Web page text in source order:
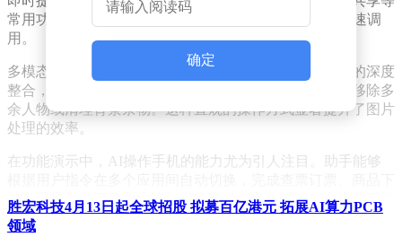
常用功能也被整合到助手中，用户双击侧边AI键即可快速调
用。
多模态交互是该助手的一大特色。通过与系统原生相册的深度
整合，用户可以直接用语音对图片进行编辑操作，例如移除多
余人物或清理背景杂物。这种直观的操作方式显著提升了图片
处理的效率。
在功能演示中，AI操作手机的能力尤为引人注目。助手能够
单、批量文件下载和物流信息查询等任务。以跨平台比价下单
为例，用户只需发出指令，助手即可在各大电商平台搜索同款
商品，对比价格和规格，自动领取优惠券并选择最优选项下
确定
胜宏科技4月13日起全球招股 拟募百亿港元 拓展AI算力PCB
领域